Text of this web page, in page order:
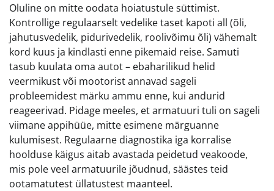
Oluline on mitte oodata hoiatustule süttimist.
Kontrollige regulaarselt vedelike taset kapoti all (õli,
jahutusvedelik, pidurivedelik, roolivõimu õli) vähemalt
kord kuus ja kindlasti enne pikemaid reise. Samuti
tasub kuulata oma autot – ebaharilikud helid
veermikust või mootorist annavad sageli
probleemidest märku ammu enne, kui andurid
reageerivad. Pidage meeles, et armatuuri tuli on sageli
viimane appihüüe, mitte esimene märguanne
kulumisest. Regulaarne diagnostika iga korralise
hoolduse käigus aitab avastada peidetud veakoode,
mis pole veel armatuurile jõudnud, säästes teid
ootamatutest üllatustest maanteel.